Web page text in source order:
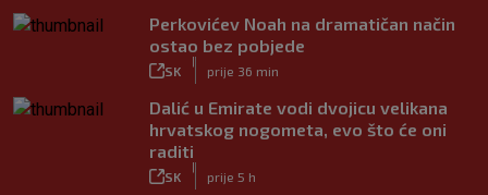
Perkovićev Noah na dramatičan način
ostao bez pobjede
SK prije 36 min
Dalić u Emirate vodi dvojicu velikana
hrvatskog nogometa, evo što će oni
raditi
SK prije 5 h